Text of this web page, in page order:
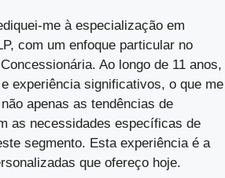
me à especialização em
com um enfoque particular no
Ao longo de 11 anos,
experiência significativos, o que me
apenas as tendências de
as necessidades específicas de
segmento. Esta experiência é a
que ofereço hoje.